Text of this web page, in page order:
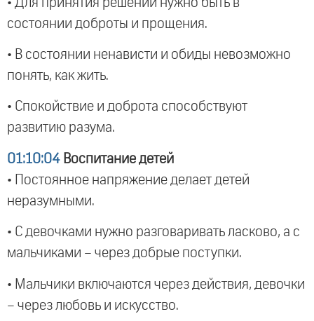
состоянии доброты и прощения.
• В состоянии ненависти и обиды невозможно
понять, как жить.
• Спокойствие и доброта способствуют
развитию разума.
01:10:04 Воспитание детей
• Постоянное напряжение делает детей
неразумными.
• С девочками нужно разговаривать ласково, а с
мальчиками – через добрые поступки.
• Мальчики включаются через действия, девочки
– через любовь и искусство.